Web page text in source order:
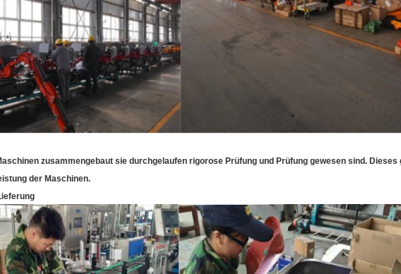
zusammengebaut sie durchgelaufen rigorose Prüfung und Prüfung gewesen sind.
der Maschinen.